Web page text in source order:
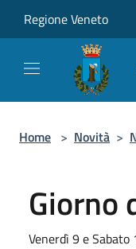
Regione Veneto
Home > Novità >
Giorno
Venerdì 9 e